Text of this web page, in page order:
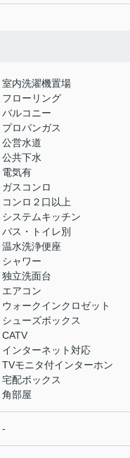
室内洗濯機置場
フローリング
バルコニー
プロパンガス
公営水道
公共下水
電気有
ガスコンロ
コンロ２口以上
システムキッチン
バス・トイレ別
温水洗浄便座
シャワー
独立洗面台
エアコン
ウォークインクロゼット
シューズボックス
CATV
インターネット対応
TVモニタ付インターホン
宅配ボックス
角部屋
-